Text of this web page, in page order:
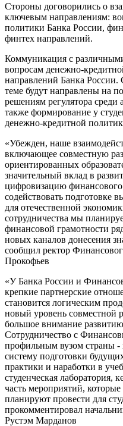
Стороны договорились о
ключевым направлениям:
политики Банка России,
финтех направлений.
Коммуникация с
вопросам денежно-
направлений Банка России.
теме будут направлены на
решениям регулятора среди
также формирование у
денежно-кредитной
«Убежден, наше
включающее совместную
ориентированных
значительный вклад в
цифровизацию
содействовать подготовке
для отечественной
сотрудничества мы
финансовой грамотности
новых каналов донесения
сообщил ректор
Прокофьев
«У Банка России и
крепкие партнерские
становится логическим
новый уровень совместной
большое внимание
Сотрудничество с
профильным вузом страны -
систему подготовки
практики и наработки в
студенческая лаборатория,
часть мероприятий,
планируют провести для
прокомментировал
Рустэм Марданов